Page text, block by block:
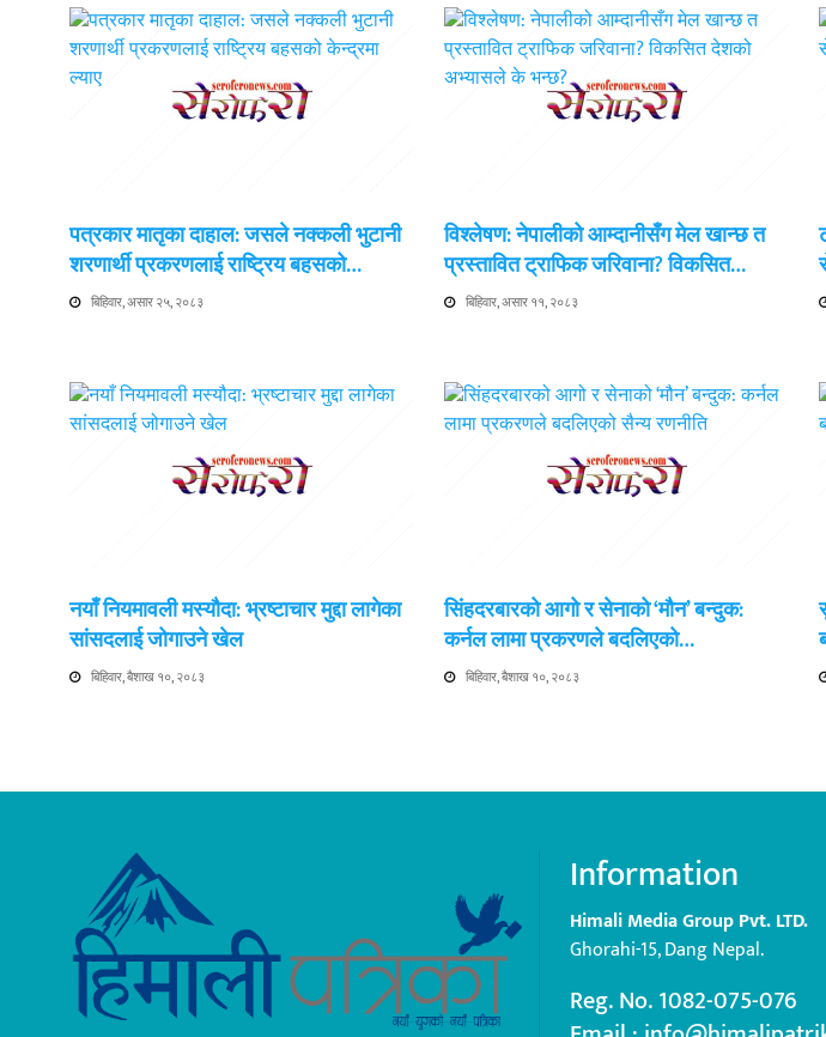
पत्रकार मातृका दाहाल: जसले नक्कली भुटानी
शरणार्थी प्रकरणलाई राष्ट्रिय बहसको…
बिहिवार, असार २५, २०८३
विश्लेषण: नेपालीको आम्दानीसँग मेल खान्छ त
प्रस्तावित ट्राफिक जरिवाना? विकसित…
बिहिवार, असार ११, २०८३
नयाँ नियमावली मस्यौदा: भ्रष्टाचार मुद्दा लागेका
सांसदलाई जोगाउने खेल
बिहिवार, बैशाख १०, २०८३
सिंहदरबारको आगो र सेनाको ‘मौन’ बन्दुक:
कर्नल लामा प्रकरणले बदलिएको…
बिहिवार, बैशाख १०, २०८३
Information
Himali Media Group Pvt. LTD.
Ghorahi-15, Dang Nepal.
Reg. No. 1082-075-076